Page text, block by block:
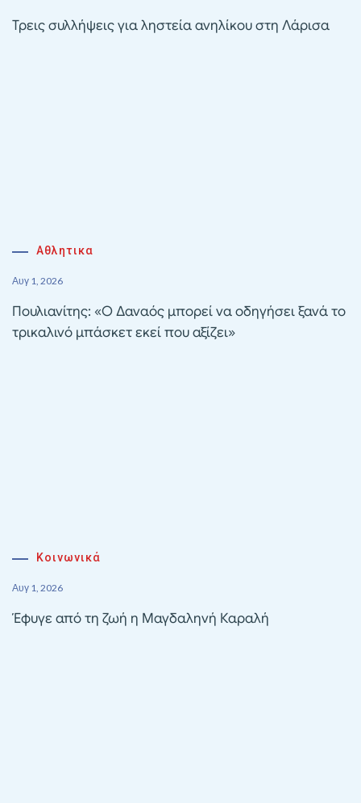
Τρεις συλλήψεις για ληστεία ανηλίκου στη Λάρισα
Αθλητικα
Αυγ 1, 2026
Πουλιανίτης: «Ο Δαναός μπορεί να οδηγήσει ξανά το
τρικαλινό μπάσκετ εκεί που αξίζει»
Κοινωνικά
Αυγ 1, 2026
Έφυγε από τη ζωή η Μαγδαληνή Καραλή